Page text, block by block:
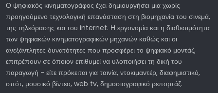
Ο ψηφιακός κινηματογράφος έχει δημιουργήσει μια χωρίς
προηγούμενο τεχνολογική επανάσταση στη βιομηχανία του σινεμά,
της τηλεόρασης και του internet. Η εργονομία και η διαθεσιμότητα
των ψηφιακών κινηματογραφικών μηχανών καθώς και οι
ανεξάντλητες δυνατότητες που προσφέρει το ψηφιακό μοντάζ,
επιτρέπουν σε όποιον επιθυμεί να υλοποιήσει τη δική του
παραγωγή - είτε πρόκειται για ταινία, ντοκιμαντέρ, διαφημιστικό,
σπότ, μουσικό βίντεο, web tv, δημοσιογραφικό ρεπορτάζ.